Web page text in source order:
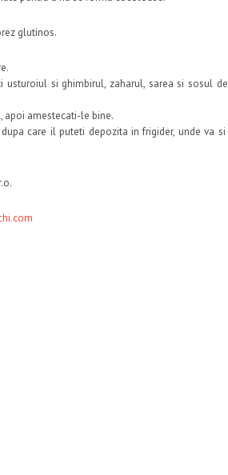
glutinos.
si ghimbirul, zaharul, sarea si sosul de
apoi amestecati-le bine.
care il puteti depozita in frigider, unde va si